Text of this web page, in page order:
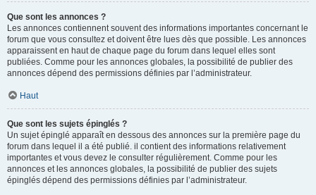
Que sont les annonces ?
Les annonces contiennent souvent des informations importantes concernant le
forum que vous consultez et doivent être lues dès que possible. Les annonces
apparaissent en haut de chaque page du forum dans lequel elles sont
publiées. Comme pour les annonces globales, la possibilité de publier des
annonces dépend des permissions définies par l’administrateur.
Haut
Que sont les sujets épinglés ?
Un sujet épinglé apparaît en dessous des annonces sur la première page du
forum dans lequel il a été publié. il contient des informations relativement
importantes et vous devez le consulter régulièrement. Comme pour les
annonces et les annonces globales, la possibilité de publier des sujets
épinglés dépend des permissions définies par l’administrateur.